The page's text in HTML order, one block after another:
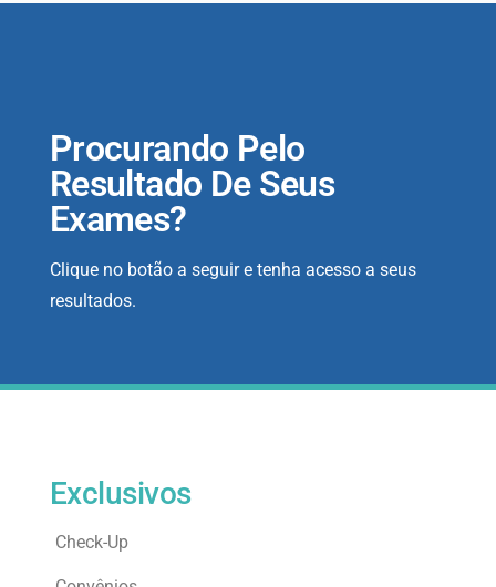
Procurando Pelo
Resultado De Seus
Exames?
Clique no botão a seguir e tenha acesso a seus
resultados.
Exclusivos
Check-Up